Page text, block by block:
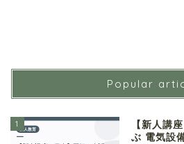
Popular
1
【新人講
ぶ 電気設